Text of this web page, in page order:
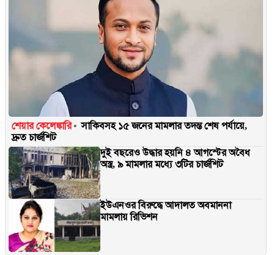
শেয়ার কেলেঙ্কারি
সাকিবসহ ১৫ জনের মামলার তদন্ত শেষ পর্যায়ে,
দ্রুত চার্জশিট
দুই বছরেও উদ্ধার হয়নি ৪ আগস্টের অবৈধ
অস্ত্র, ৯ মামলার মধ্যে ৩টির চার্জশিট
ইউএনওর বিরুদ্ধে আদালত অবমাননা
মামলায় রিভিশন